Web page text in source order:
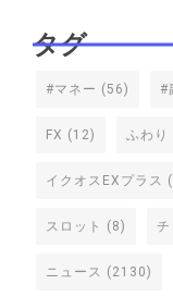
タグ
#マネー (56) #
FX (12) ふわり
イクオスEXプラス
スロット (8) チ
ニュース (2130)